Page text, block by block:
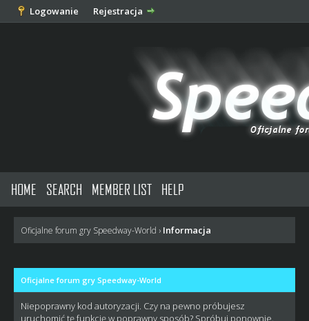
Logowanie Rejestracja
HOME SEARCH MEMBER LIST HELP
Oficjalne forum gry Speedway-World › Informacja
Oficjalne forum gry Speedway-World
Niepoprawny kod autoryzacji. Czy na pewno próbujesz
uruchomić tę funkcję w poprawny sposób? Spróbuj ponownie.